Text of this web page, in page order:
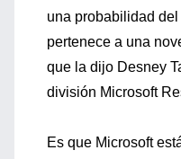
una probabilidad
pertenece a una
que la dijo Desney
división Microsoft
Es que Microsoft